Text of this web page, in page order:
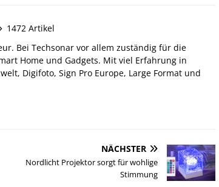
1472 Artikel
Bei Techsonar vor allem zuständig für die
Home und Gadgets. Mit viel Erfahrung in
Digifoto, Sign Pro Europe, Large Format und
NÄCHSTER
Nordlicht Projektor sorgt für wohlige
Stimmung